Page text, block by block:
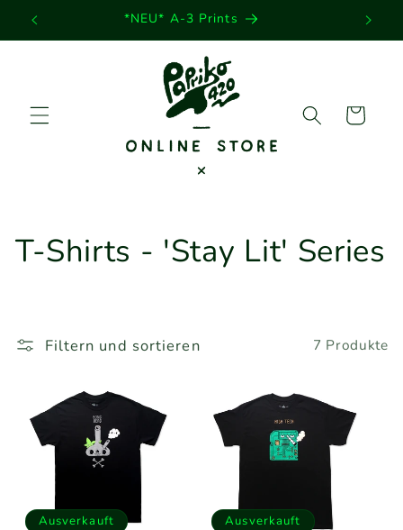
zum
Inhalt
*NEU* A-3 Prints
Warenkorb
K
t
g
T-Shirts - 'Stay Lit' Series
Filtern und sortieren 7 Produkte
Ausverkauft Ausverkauft